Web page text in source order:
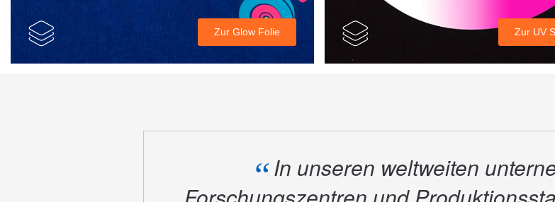
Zur Glow Folie Zur UV
“In unseren weltweiten